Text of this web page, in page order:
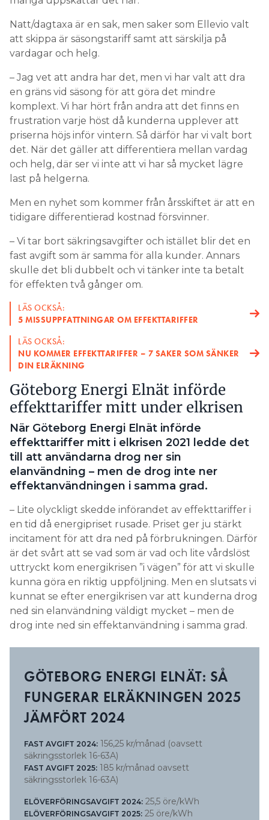
Natt/dagtaxa är en sak, men saker som Ellevio valt
att skippa är säsongstariff samt att särskilja på
vardagar och helg.
– Jag vet att andra har det, men vi har valt att dra
en gräns vid säsong för att göra det mindre
komplext. Vi har hört från andra att det finns en
frustration varje höst då kunderna upplever att
priserna höjs inför vintern. Så därför har vi valt bort
det. När det gäller att differentiera mellan vardag
och helg, där ser vi inte att vi har så mycket lägre
last på helgerna.
Men en nyhet som kommer från årsskiftet är att en
tidigare differentierad kostnad försvinner.
– Vi tar bort säkringsavgifter och istället blir det en
fast avgift som är samma för alla kunder. Annars
skulle det bli dubbelt och vi tänker inte ta betalt
för effekten två gånger om.
LÄS OCKSÅ:
5 MISSUPPFATTNINGAR OM EFFEKTTARIFFER
LÄS OCKSÅ:
NU KOMMER EFFEKTTARIFFER – 7 SAKER SOM SÄNKER
DIN ELRÄKNING
Göteborg Energi Elnät införde
effekttariffer mitt under elkrisen
När Göteborg Energi Elnät införde
effekttariffer mitt i elkrisen 2021 ledde det
till att användarna drog ner sin
elanvändning – men de drog inte ner
effektanvändningen i samma grad.
– Lite olyckligt skedde införandet av effekttariffer i
en tid då energipriset rusade. Priset ger ju stärkt
incitament för att dra ned på förbrukningen. Därför
är det svårt att se vad som är vad och lite vårdslöst
uttryckt kom energikrisen ”i vägen” för att vi skulle
kunna göra en riktig uppföljning. Men en slutsats vi
kunnat se efter energikrisen var att kunderna drog
ned sin elanvändning väldigt mycket – men de
drog inte ned sin effektanvändning i samma grad.
GÖTEBORG ENERGI ELNÄT: SÅ
FUNGERAR ELRÄKNINGEN 2025
JÄMFÖRT 2024
FAST AVGIFT 2024: 156,25 kr/månad (oavsett
säkringsstorlek 16-63A)
FAST AVGIFT 2025: 185 kr/månad oavsett
säkringsstorlek 16-63A)
ELÖVERFÖRINGSAVGIFT 2024: 25,5 öre/kWh
ELÖVERFÖRINGSAVGIFT 2025: 25 öre/kWh